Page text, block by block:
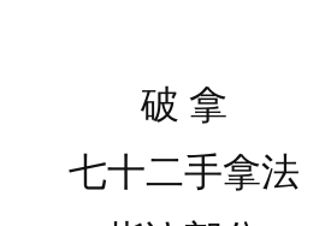
破 拿
七十二手拿法